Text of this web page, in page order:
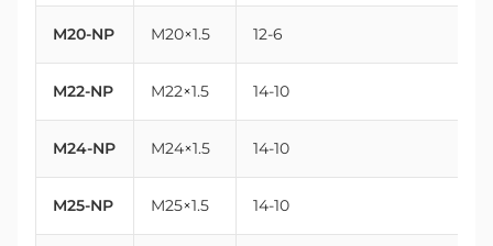
M20-NP M20×1.5 12-6
M22-NP M22×1.5 14-10
M24-NP M24×1.5 14-10
M25-NP M25×1.5 14-10